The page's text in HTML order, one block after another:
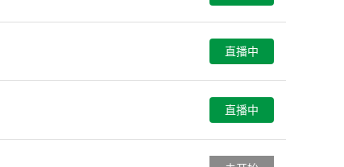
直播中
直播中